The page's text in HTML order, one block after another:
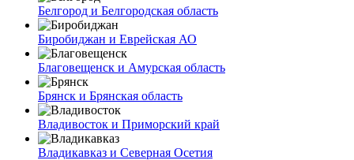
Белгород и Белгородская область
Биробиджан и Еврейская АО
Благовещенск и Амурская область
Брянск и Брянская область
Владивосток и Приморский край
Владикавказ и Северная Осетия